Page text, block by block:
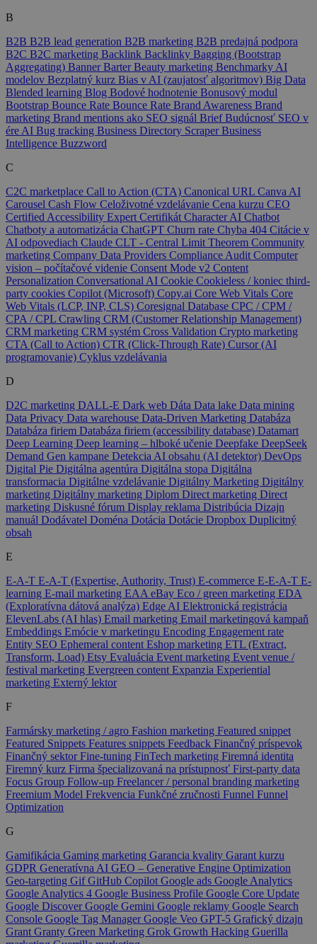
B
B2B B2B lead generation B2B marketing B2B predajná podpora
B2C B2C marketing Backlink Backlinky Bagging (Bootstrap
Aggregating) BannerBarterBeauty marketing Benchmarky AI
modelov Bezplatný kurz Bias v AI (zaujatosť algoritmov) Big Data
Blended learning Blog Bodové hodnotenie Bonusový modul
Bootstrap Bounce Rate Bounce Rate Brand Awareness Brand
marketing Brand mentions ako SEO signál BriefBudúcnosť SEO v
ére AI Bug tracking Business Directory ScraperBusiness
Intelligence Buzzword
C
C2C marketplace Call to Action (CTA) Canonical URL Canva AI
Carousel Cash Flow Celoživotné vzdelávanie Cena kurzu CEO
Certified Accessibility Expert Certifikát Character AI Chatbot
Chatboty a automatizácia ChatGPT Churn rate Chyba 404 Citácie v
AI odpovediach Claude CLT - Central Limit Theorem Community
marketing Company Data Providers Compliance Audit Computer
vision – počítačové videnie Consent Mode v2 Content
Personalization Conversational AI Cookie Cookieless / koniec third-
party cookies Copilot (Microsoft) Copy.ai Core Web Vitals Core
Web Vitals (LCP, INP, CLS) Coresignal Database CPC / CPM /
CPA / CPL Crawling CRM (Customer Relationship Management)
CRM marketing CRM systém Cross Validation Crypto marketing
CTA (Call to Action) CTR (Click-Through Rate) Cursor (AI
programovanie) Cyklus vzdelávania
D
D2C marketing DALL-E Dark web Dáta Data lake Data mining
Data Privacy Data warehouse Data-Driven Marketing Databáza
Databáza firiem Databáza firiem (accessibility database) Datamart
Deep Learning Deep learning – hlboké učenie Deepfake DeepSeek
Demand Gen kampane Detekcia AI obsahu (AI detektor) DevOps
Digital Pie Digitálna agentúra Digitálna stopa Digitálna
transformacia Digitálne vzdelávanie Digitálny Marketing Digitálny
marketing Digitálny marketing Diplom Direct marketing Direct
marketing Diskusné fórum Display reklama Distribúcia Dizajn
manuál Dodávatel Doména Dotácia Dotácie Dropbox Duplicitný
obsah
E
E-A-T E-A-T (Expertise, Authority, Trust) E-commerce E-E-A-T E-
learning E-mail marketing EAA eBay Eco / green marketing EDA
(Exploratívna dátová analýza) Edge AI Elektronická registrácia
ElevenLabs (AI hlas) Email marketing Email marketingová kampaň
Embeddings Emócie v marketingu Encoding Engagement rate
Entity SEO Ephemeral content Eshop marketing ETL (Extract,
Transform, Load) Etsy Evaluácia Event marketing Event venue /
festival marketing Evergreen content Expanzia Experiential
marketing Externý lektor
F
Farmársky marketing / agro Fashion marketing Featured snippet
Featured Snippets Features snippets Feedback Finančný príspevok
Finančný sektorFine-tuning FinTech marketing Firemná identita
Firemný kurz Firma špecializovaná na prístupnosť First-party data
Focus Group Follow-up Freelancer / personal branding marketing
Freemium Model Frekvencia Funkčné zručnosti Funnel Funnel
Optimization
G
Gamifikácia Gaming marketing Garancia kvality Garant kurzu
GDPR Generatívna AI GEO – Generative Engine Optimization
Geo-targeting GifGitHub Copilot Google ads Google Analytics
Google Analytics 4 Google Business Profile Google Core Update
Google DiscoverGoogle Gemini Google reklamy Google Search
Console Google Tag ManagerGoogle Veo GPT-5 Grafický dizajn
Grant Granty Green Marketing Grok Growth Hacking Guerilla